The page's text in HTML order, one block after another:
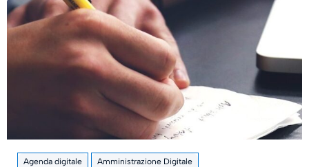
Agenda digitale Amministrazione Digitale